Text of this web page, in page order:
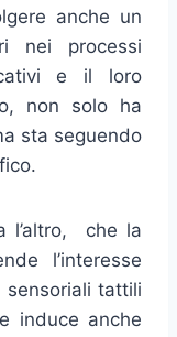
anche un
nei processi
e il loro
non solo ha
sta seguendo
l’altro, che la
l’interesse
tattili
induce anche